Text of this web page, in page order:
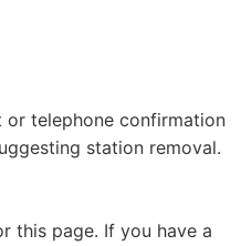
or telephone confirmation
station removal.
this page. If you have a